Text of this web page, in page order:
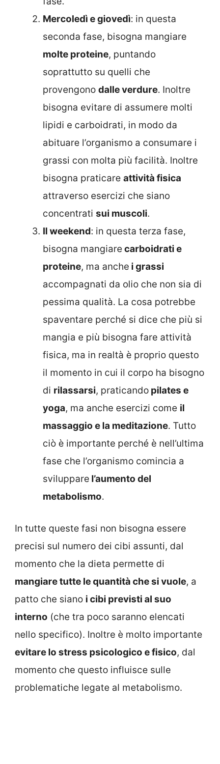
Mercoledì e giovedì: in questa
seconda fase, bisogna mangiare
molte proteine, puntando
soprattutto su quelli che
provengono dalle verdure. Inoltre
bisogna evitare di assumere molti
lipidi e carboidrati, in modo da
abituare l’organismo a consumare i
grassi con molta più facilità. Inoltre
bisogna praticare attività fisica
attraverso esercizi che siano
concentrati sui muscoli.
Il weekend: in questa terza fase,
bisogna mangiare carboidrati e
proteine, ma anche i grassi
accompagnati da olio che non sia di
pessima qualità. La cosa potrebbe
spaventare perché si dice che più si
mangia e più bisogna fare attività
fisica, ma in realtà è proprio questo
il momento in cui il corpo ha bisogno
di rilassarsi, praticando pilates e
yoga, ma anche esercizi come il
massaggio e la meditazione. Tutto
ciò è importante perché è nell’ultima
fase che l’organismo comincia a
sviluppare l’aumento del
metabolismo.
In tutte queste fasi non bisogna essere
precisi sul numero dei cibi assunti, dal
momento che la dieta permette di
mangiare tutte le quantità che si vuole, a
patto che siano i cibi previsti al suo
interno (che tra poco saranno elencati
nello specifico). Inoltre è molto importante
evitare lo stress psicologico e fisico, dal
momento che questo influisce sulle
problematiche legate al metabolismo.